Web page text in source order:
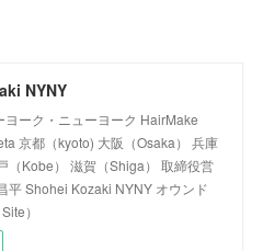
NYNY
ヨーク・ニューヨーク HairMake
京都（kyoto) 大阪（Osaka） 兵庫
（Kobe） 滋賀（Shiga） 取締役営
平 Shohei Kozaki NYNY オウンド
）